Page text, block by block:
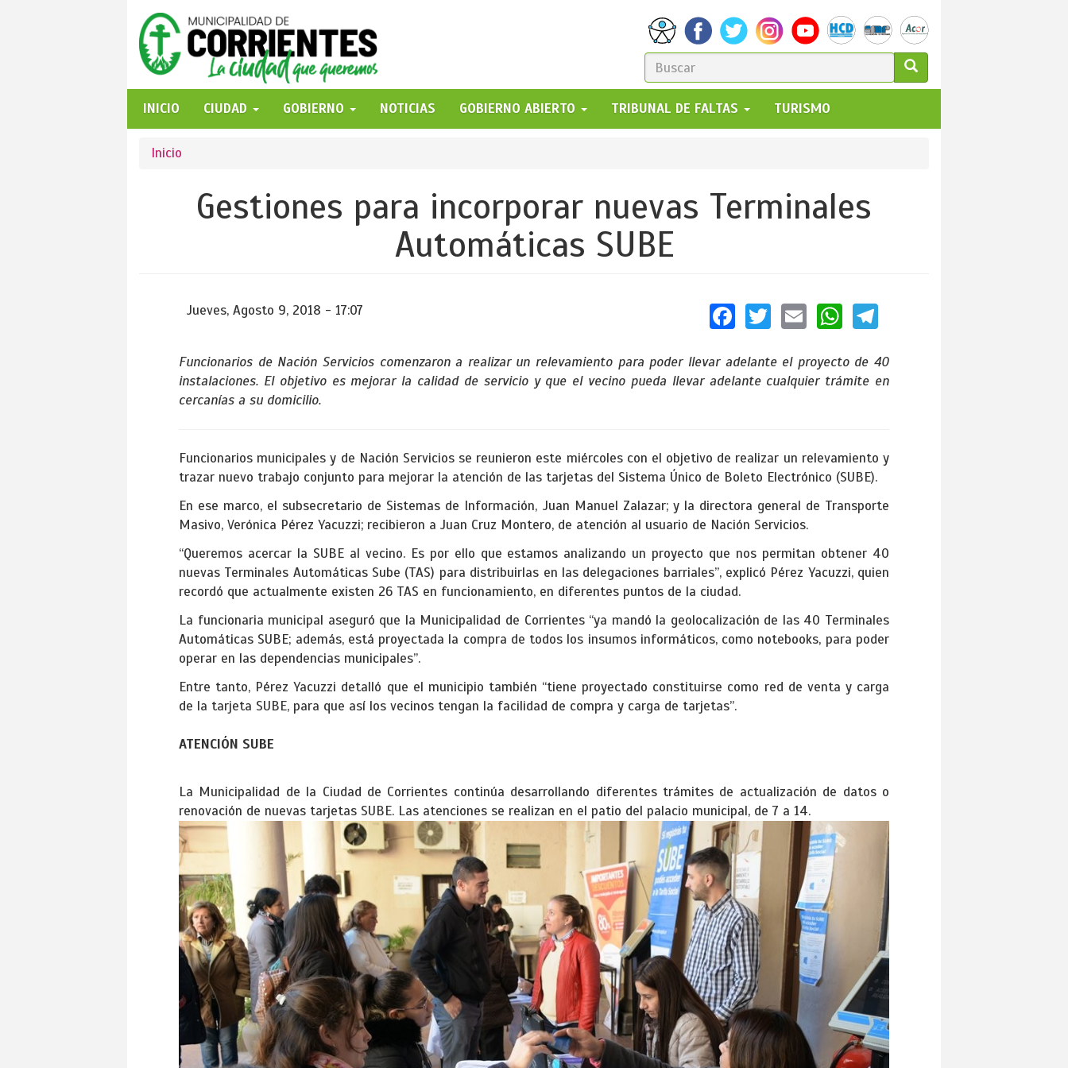
FORMULARIO
DE
BÚSQUEDA
GO!
INICIO
CIUDAD GOBIERNO NOTICIAS GOBIERNO ABIERTO TRIBUNAL DE FALTAS TURISMO
Se
encuentra
usted
Inicio
Gestiones para incorporar nuevas Terminales
Automáticas SUBE
Jueves, Agosto 9, 2018 - 17:07 Facebook
Twitter
EmailWhatsApp
Telegram
Funcionarios de Nación Servicios comenzaron a realizar un relevamiento para poder llevar adelante el proyecto de 40
instalaciones. El objetivo es mejorar la calidad de servicio y que el vecino pueda llevar adelante cualquier trámite en
cercanías a su domicilio.
Funcionarios municipales y de Nación Servicios se reunieron este miércoles con el objetivo de realizar un relevamiento y
trazar nuevo trabajo conjunto para mejorar la atención de las tarjetas del Sistema Único de Boleto Electrónico (SUBE).
En ese marco, el subsecretario de Sistemas de Información, Juan Manuel Zalazar; y la directora general de Transporte
Masivo, Verónica Pérez Yacuzzi; recibieron a Juan Cruz Montero, de atención al usuario de Nación Servicios.
“Queremos acercar la SUBE al vecino. Es por ello que estamos analizando un proyecto que nos permitan obtener 40
nuevas Terminales Automáticas Sube (TAS) para distribuirlas en las delegaciones barriales”, explicó Pérez Yacuzzi, quien
recordó que actualmente existen 26 TAS en funcionamiento, en diferentes puntos de la ciudad.
La funcionaria municipal aseguró que la Municipalidad de Corrientes “ya mandó la geolocalización de las 40 Terminales
Automáticas SUBE; además, está proyectada la compra de todos los insumos informáticos, como notebooks, para poder
operar en las dependencias municipales”.
Entre tanto, Pérez Yacuzzi detalló que el municipio también “tiene proyectado constituirse como red de venta y carga
de la tarjeta SUBE, para que así los vecinos tengan la facilidad de compra y carga de tarjetas”.
ATENCIÓN SUBE
La Municipalidad de la Ciudad de Corrientes continúa desarrollando diferentes trámites de actualización de datos o
renovación de nuevas tarjetas SUBE. Las atenciones se realizan en el patio del palacio municipal, de 7 a 14.